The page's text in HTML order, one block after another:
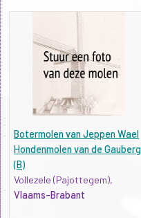
Botermolen van Jeppen Wael
Hondenmolen van de Gauberg
(B)
Vollezele (Pajottegem),
Vlaams-Brabant